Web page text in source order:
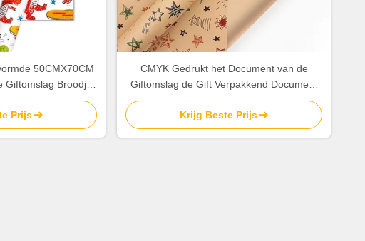
50CMX70CM
Broodje
Prijs
CMYK Gedrukt het Document van de
Giftomslag de Gift Verpakkend Document
van de Broodjes60gsm Gelukkig
Verjaardag
Krijg Beste Prijs